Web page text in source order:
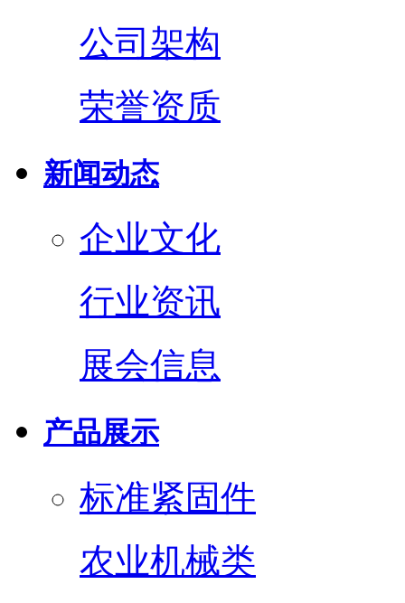
公司架构
荣誉资质
新闻动态
企业文化
行业资讯
展会信息
产品展示
标准紧固件
农业机械类